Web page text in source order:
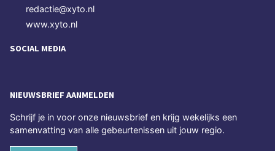
redactie@xyto.nl
www.xyto.nl
SOCIAL MEDIA
NIEUWSBRIEF AANMELDEN
Schrijf je in voor onze nieuwsbrief en krijg wekelijks een
samenvatting van alle gebeurtenissen uit jouw regio.